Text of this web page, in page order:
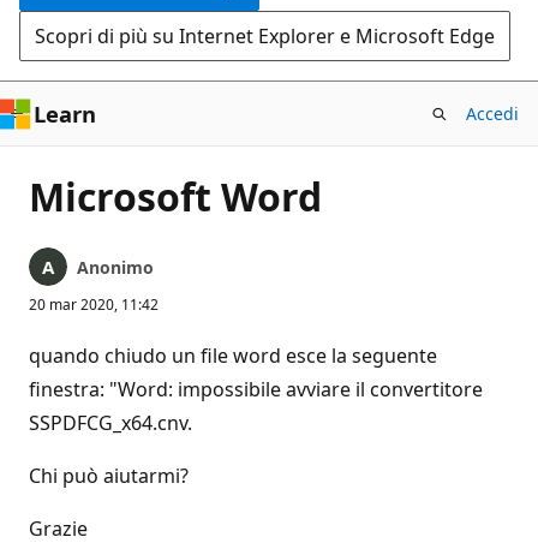
Scopri di più su Internet Explorer e Microsoft Edge
Learn Accedi
Microsoft Word
Anonimo
20 mar 2020, 11:42
quando chiudo un file word esce la seguente
finestra: "Word: impossibile avviare il convertitore
SSPDFCG_x64.cnv.
Chi può aiutarmi?
Grazie